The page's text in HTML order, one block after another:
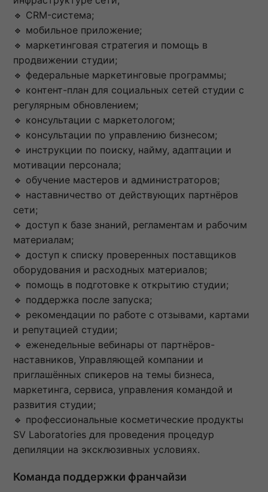
🔹 CRM-система;
🔹 мобильное приложение;
🔹 маркетинговая стратегия и помощь в
продвижении студии;
🔹 федеральные маркетинговые программы;
🔹 контент-план для социальных сетей студии с
регулярным обновлением;
🔹 консультации с маркетологом;
🔹 консультации по управлению бизнесом;
🔹 инструкции по поиску, найму, адаптации и
мотивации персонала;
🔹 обучение мастеров и администраторов;
🔹 наставничество от действующих партнёров
сети;
🔹 доступ к базе знаний, регламентам и рабочим
материалам;
🔹 доступ к списку проверенных поставщиков
оборудования и расходных материалов;
🔹 помощь в подготовке к открытию студии;
🔹 поддержка после запуска;
🔹 рекомендации по работе с отзывами, картами
и репутацией студии;
🔹 еженедельные вебинары от партнёров-
наставников, Управляющей компании и
приглашённых спикеров на темы бизнеса,
маркетинга, сервиса, управления командой и
развития студии;
🔹 профессиональные косметические продукты
SV Laboratories для проведения процедур
депиляции на эксклюзивных условиях.
Команда поддержки франчайзи